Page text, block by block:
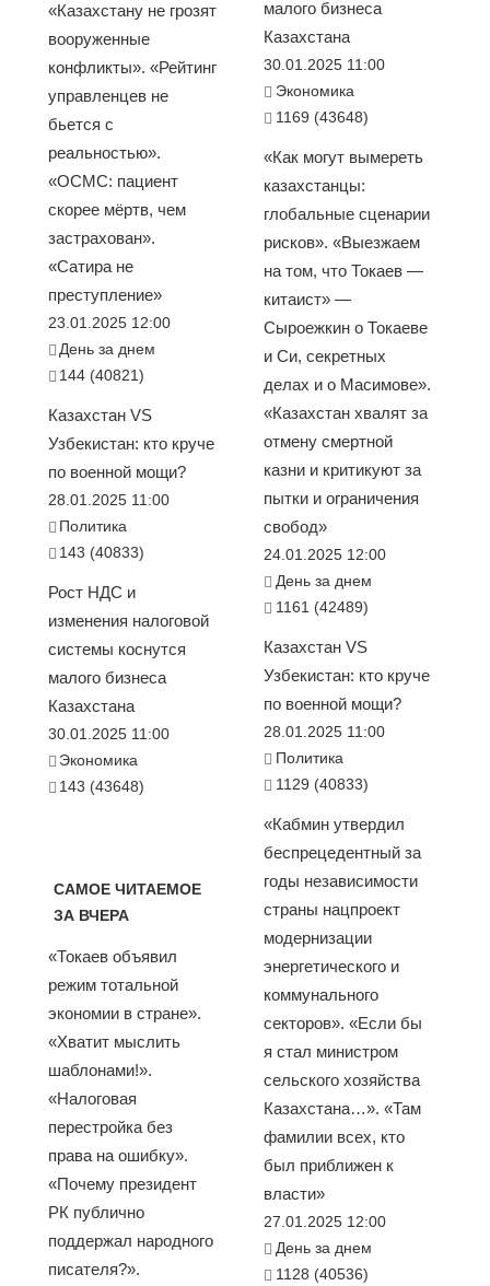
«Казахстану не грозят
вооруженные
конфликты». «Рейтинг
управленцев не
бьется с
реальностью».
«ОСМС: пациент
скорее мёртв, чем
застрахован».
«Сатира не
преступление»
23.01.2025 12:00
День за днем
144 (40821)
Казахстан VS
Узбекистан: кто круче
по военной мощи?
28.01.2025 11:00
Политика
143 (40833)
Рост НДС и
изменения налоговой
системы коснутся
малого бизнеса
Казахстана
30.01.2025 11:00
Экономика
143 (43648)
САМОЕ ЧИТАЕМОЕ
ЗА ВЧЕРА
«Токаев объявил
режим тотальной
экономии в стране».
«Хватит мыслить
шаблонами!».
«Налоговая
перестройка без
права на ошибку».
«Почему президент
РК публично
поддержал народного
писателя?».
малого бизнеса
Казахстана
30.01.2025 11:00
Экономика
1169 (43648)
«Как могут вымереть
казахстанцы:
глобальные сценарии
рисков». «Выезжаем
на том, что Токаев —
китаист» —
Сыроежкин о Токаеве
и Си, секретных
делах и о Масимове».
«Казахстан хвалят за
отмену смертной
казни и критикуют за
пытки и ограничения
свобод»
24.01.2025 12:00
День за днем
1161 (42489)
Казахстан VS
Узбекистан: кто круче
по военной мощи?
28.01.2025 11:00
Политика
1129 (40833)
«Кабмин утвердил
беспрецедентный за
годы независимости
страны нацпроект
модернизации
энергетического и
коммунального
секторов». «Если бы
я стал министром
сельского хозяйства
Казахстана…». «Там
фамилии всех, кто
был приближен к
власти»
27.01.2025 12:00
День за днем
1128 (40536)